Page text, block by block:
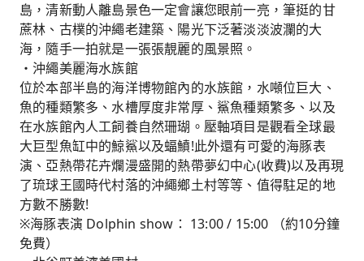
島，清新動人離島景色一定會讓您眼前一亮，筆挺的甘
蔗林、古樸的沖繩老建築、陽光下泛著淡淡波瀾的大
海，隨手一拍就是一張張靚麗的風景照。
・沖繩美麗海水族館
位於本部半島的海洋博物館內的水族館，水噸位巨大、
魚的種類繁多、水槽厚度非常厚、鯊魚種類繁多、以及
在水族館內人工飼養自然珊瑚。壓軸項目是觀看全球最
大巨型魚缸中的鯨鯊以及蝠鱝!此外還有可愛的海豚表
演、亞熱帶花卉爛漫盛開的熱帶夢幻中心(收費)以及再現
了琉球王國時代村落的沖繩鄉土村等等、值得駐足的地
方數不勝數!
※海豚表演 Dolphin show： 13:00 / 15:00 （約10分鐘
免費）